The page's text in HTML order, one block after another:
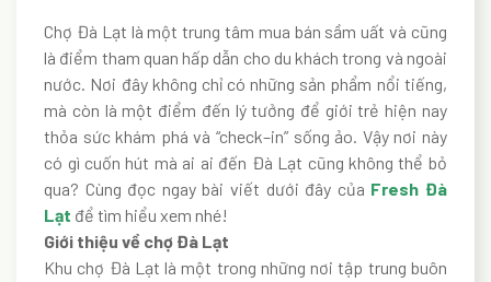
Chợ Đà Lạt là một trung tâm mua bán sầm uất và cũng
là điểm tham quan hấp dẫn cho du khách trong và ngoài
nước. Nơi đây không chỉ có những sản phẩm nổi tiếng,
mà còn là một điểm đến lý tưởng để giới trẻ hiện nay
thỏa sức khám phá và “check–in” sống ảo. Vậy nơi này
có gì cuốn hút mà ai ai đến Đà Lạt cũng không thể bỏ
qua? Cùng đọc ngay bài viết dưới đây của Fresh Đà
Lạt để tìm hiểu xem nhé!
Giới thiệu về chợ Đà Lạt
Khu chợ Đà Lạt là một trong những nơi tập trung buôn